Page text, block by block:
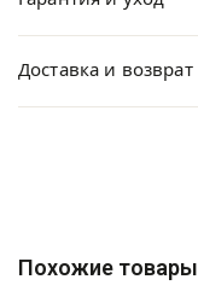
Доставка и возврат
Похожие товары